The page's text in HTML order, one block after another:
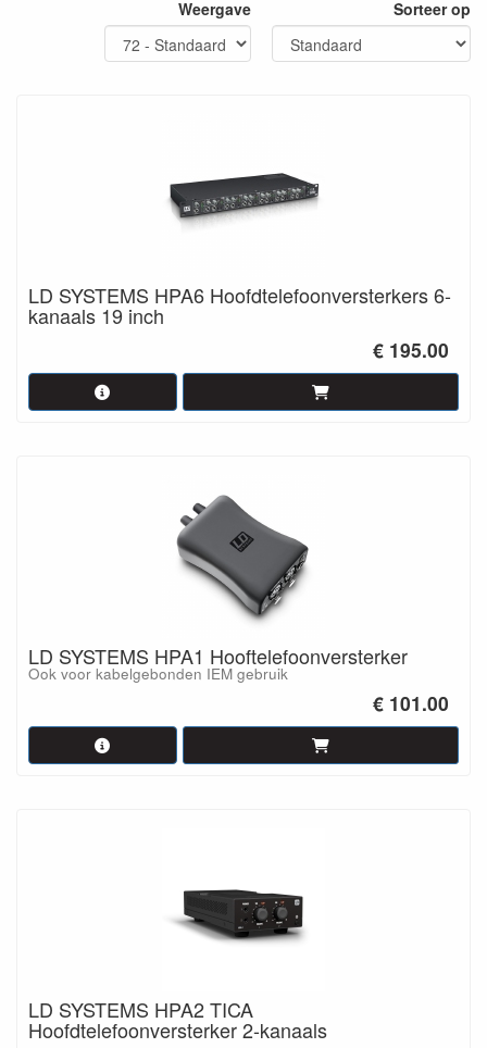
Weergave Sorteer op
LD SYSTEMS HPA6 Hoofdtelefoonversterkers 6-
kanaals 19 inch
€ 195.00
LD SYSTEMS HPA1 Hooftelefoonversterker
Ook voor kabelgebonden IEM gebruik
€ 101.00
LD SYSTEMS HPA2 TICA
Hoofdtelefoonversterker 2-kanaals